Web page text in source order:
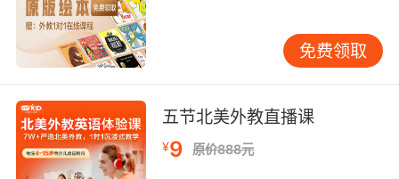
canaliculate adj. 有细管的;
canaliculus n. 小管;细管;小沟;微管;
canalization n. 开凿运河，运河网造管术;渠化;
canard n. 谣传，谎言; vi. 流传;
canary n. [动]金丝雀;淡黄色;（十六世纪流行于
法国及西班牙的）加那利舞;加那利白葡萄酒;
免费领取
五节北美外教直播课
¥9 原价888元